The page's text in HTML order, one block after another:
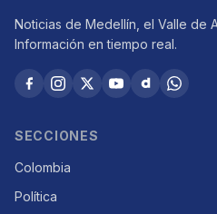
Noticias de Medellín, el Valle de
Información en tiempo real.
SECCIONES
Colombia
Política